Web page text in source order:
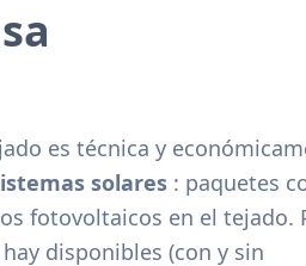
es técnica y
solares : paquetes
fotovoltaicos en el tejado.
disponibles (con y sin